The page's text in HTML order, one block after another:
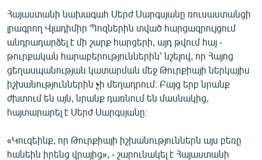
ԲԱՆԱՎԵՃ
ՁԳՏԵԼՈՎ ԼԱՎԱԳՈՒՅՆԻՆ
ՓՈԴՔԱՍԹ
Հայերեն
English
Русский
Հայաստանի նախագահ Սերժ Սարգսյանը ռուսաստանցի
լրագրող Վլադիմիր Պոզներին տված հարցազրույցում
անդրադարձել է մի շարք հարցերի, այդ թվում հայ -
թուրքական հարաբերություններին՝ նշելով, որ Հայոց
ցեղասպանության կատարման մեջ Թուրքիայի ներկայիս
իշխանություններին չի մեղադրում։ Բայց երբ նրանք
ժխտում են այն, նրանք դառնում են մասնակից,
հայտարարել է Սերժ Սարգսյանը։
«Կուզեինք, որ Թուրքիայի իշխանություններն այս բեռը
հանեին իրենց վրայից», - շարունակել է Հայաստանի